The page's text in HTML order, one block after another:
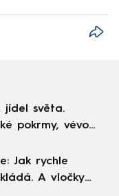
jídel světa.
pokrmy, vévodí
Jak rychle
A vločky